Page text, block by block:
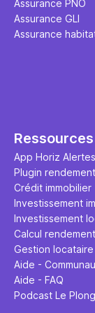
Assurance PNO
Assurance GLI
Assurance
Ressources
App Horiz Alertes
Plugin
Crédit immobilier
Investissement
Investissement
Calcul
Gestion locataire
Aide -
Aide - FAQ
Podcast Le